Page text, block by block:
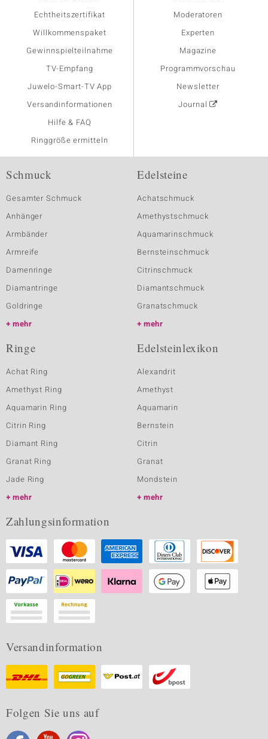
Echtheitszertifikat
Willkommenspaket
Gewinnspielteilnahme
TV-Empfang
Juwelo-Smart-TV App
Versandinformationen
Hilfe & FAQ
Ringgröße ermitteln
Moderatoren
Experten
Magazine
Programmvorschau
Newsletter
Journal
Schmuck
Gesamter Schmuck
Anhänger
Armbänder
Armreife
Damenringe
Diamantringe
Goldringe
mehr
Edelsteine
Achatschmuck
Amethystschmuck
Aquamarinschmuck
Bernsteinschmuck
Citrinschmuck
Diamantschmuck
Granatschmuck
mehr
Ringe
Achat Ring
Amethyst Ring
Aquamarin Ring
Citrin Ring
Diamant Ring
Granat Ring
Jade Ring
mehr
Edelsteinlexikon
Alexandrit
Amethyst
Aquamarin
Bernstein
Citrin
Granat
Mondstein
mehr
Zahlungsinformation
Versandinformation
Folgen Sie uns auf